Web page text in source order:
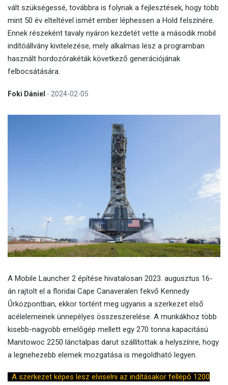
vált szükségessé, továbbra is folynak a fejlesztések, hogy több
mint 50 év elteltével ismét ember léphessen a Hold felszínére.
Ennek részeként tavaly nyáron kezdetét vette a második mobil
indítóállvány kivitelezése, mely alkalmas lesz a programban
használt hordozórakéták következő generációjának
felbocsátására.
Foki Dániel - 2024-02-05
A Mobile Launcher 2 építése hivatalosan 2023. augusztus 16-
án rajtolt el a floridai Cape Canaveralen fekvő Kennedy
Űrközpontban, ekkor történt meg ugyanis a szerkezet első
acélelemeinek ünnepélyes összeszerelése. A munkákhoz több
kisebb-nagyobb emelőgép mellett egy 270 tonna kapacitású
Manitowoc 2250 lánctalpas darut szállítottak a helyszínre, hogy
a legnehezebb elemek mozgatása is megoldható legyen.
A szerkezet képes lesz elviselni az indításakor fellépő 1200